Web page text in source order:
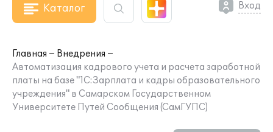
Каталог Вход
Главная
Внедрения
Автоматизация кадрового учета и расчета заработной
платы на базе "1С:Зарплата и кадры образовательного
учреждения" в Самарском Государственном
Университете Путей Сообщения (СамГУПС)